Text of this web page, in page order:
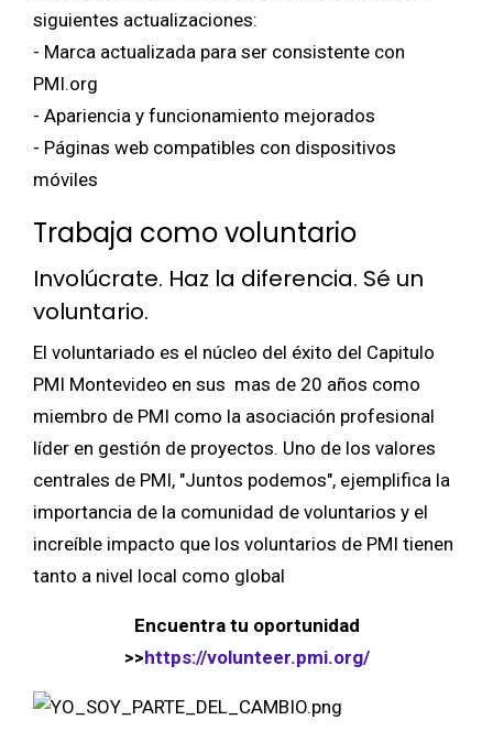
siguientes actualizaciones:
- Marca actualizada para ser consistente con
PMI.org
- Apariencia y funcionamiento mejorados
- Páginas web compatibles con dispositivos
móviles
Trabaja como voluntario
Involúcrate. Haz la diferencia. Sé un
voluntario.
El voluntariado es el núcleo del éxito del Capitulo
PMI Montevideo en sus mas de 20 años como
miembro de PMI como la asociación profesional
líder en gestión de proyectos. Uno de los valores
centrales de PMI, "Juntos podemos", ejemplifica la
importancia de la comunidad de voluntarios y el
increíble impacto que los voluntarios de PMI tienen
tanto a nivel local como global
Encuentra tu oportunidad
>>https://volunteer.pmi.org/